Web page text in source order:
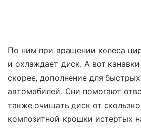
По ним при вращении колеса
и охлаждает диск. А вот
скорее, дополнение для
автомобилей. Они помогают
также очищать диск от
композитной крошки истертых